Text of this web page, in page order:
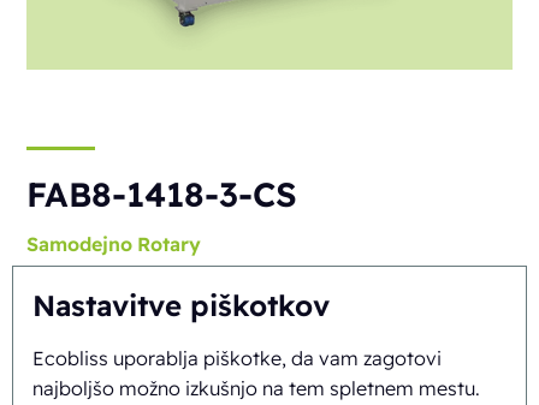
Nastavitve piškotkov
Ecobliss uporablja piškotke, da vam zagotovi
najboljšo možno izkušnjo na tem spletnem mestu.
FAB8-1418-3-CS
Samodejno Rotary